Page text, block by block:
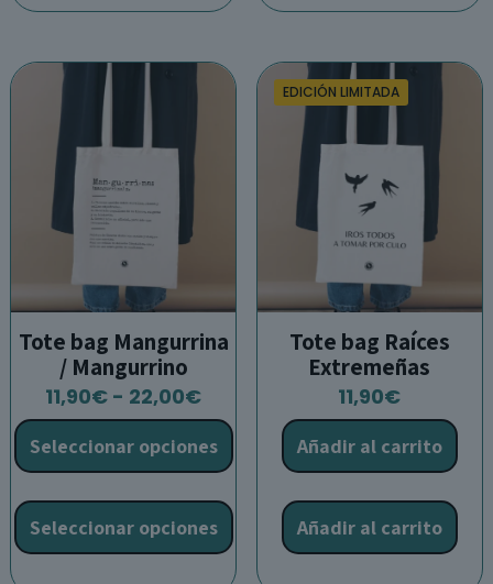
variantes.
opciones
se
Tote bag Mangurrina
/ Mangurrino
11,90€ - 22,00€Rango
de
precios:
desde
11,90€
hasta
22,00€
Seleccionar opciones
Seleccionar opciones
producto
tiene
múltiples
EDICIÓN LIMITADA
Tote bag Raíces
Extremeñas
11,90€
Añadir al carrito
Añadir al carrito